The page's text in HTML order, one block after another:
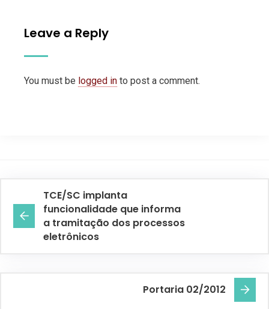
Leave a Reply
You must be logged in to post a comment.
TCE/SC implanta
funcionalidade que informa
a tramitação dos processos
eletrônicos
Portaria 02/2012